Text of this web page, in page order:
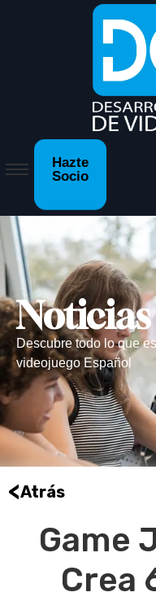
Hazte
Socio
Noticias
Descubre todo lo que
videojuego Español
<Atrás
Game
Crea